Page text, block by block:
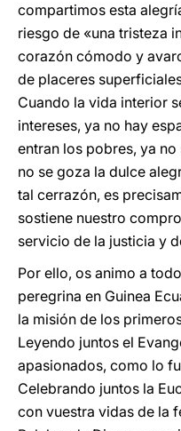
compartimos esta
riesgo de «una tristeza
corazón cómodo y
de placeres
Cuando la vida interior
intereses, ya no hay
entran los pobres, ya
no se goza la dulce
tal cerrazón, es
sostiene nuestro
servicio de la justicia y
Por ello, os animo a
peregrina en Guinea
la misión de los
Leyendo juntos el
apasionados, como lo
Celebrando juntos la
con vuestra vidas de la